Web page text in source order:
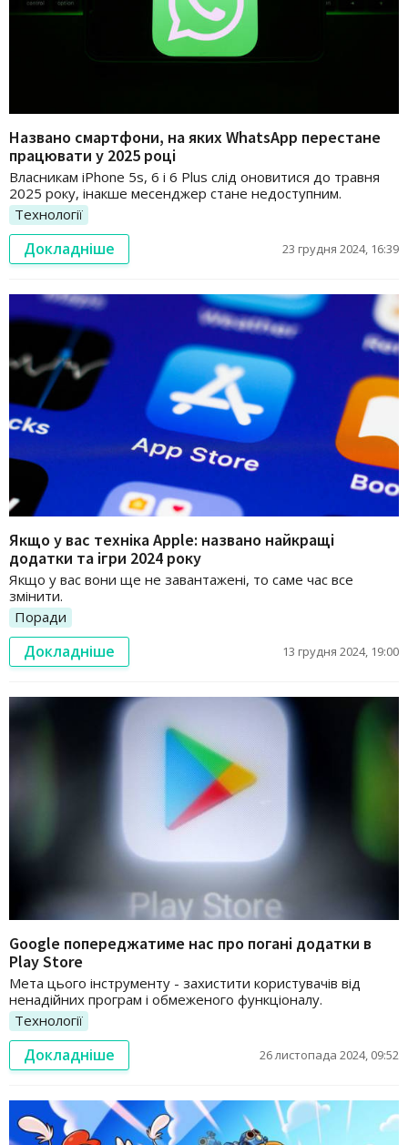
Названо смартфони, на яких WhatsApp перестане
працювати у 2025 році
Власникам iPhone 5s, 6 і 6 Plus слід оновитися до травня
2025 року, інакше месенджер стане недоступним.
Технології
Докладніше 23 грудня 2024, 16:39
Якщо у вас техніка Apple: названо найкращі
додатки та ігри 2024 року
Якщо у вас вони ще не завантажені, то саме час все
змінити.
Поради
Докладніше 13 грудня 2024, 19:00
Google попереджатиме нас про погані додатки в
Play Store
Мета цього інструменту - захистити користувачів від
ненадійних програм і обмеженого функціоналу.
Технології
Докладніше 26 листопада 2024, 09:52